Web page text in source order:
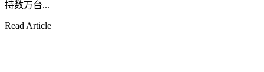
持数万台...
Read Article